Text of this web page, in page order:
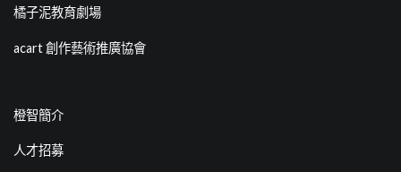
橘子泥教育劇場
acart 創作藝術推廣協會
橙智簡介
人才招募